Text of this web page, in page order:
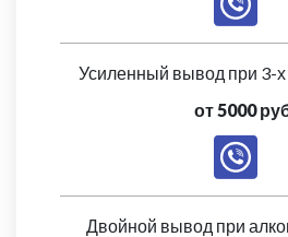
Усиленный вывод при 3-
от 5000
Двойной вывод при